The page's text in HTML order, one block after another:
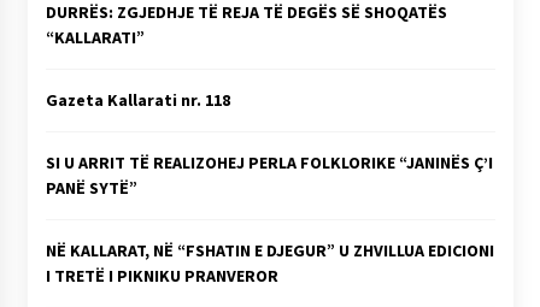
DURRËS: ZGJEDHJE TË REJA TË DEGËS SË SHOQATËS
“KALLARATI”
Gazeta Kallarati nr. 118
SI U ARRIT TË REALIZOHEJ PERLA FOLKLORIKE “JANINËS Ç’I
PANË SYTË”
NË KALLARAT, NË “FSHATIN E DJEGUR” U ZHVILLUA EDICIONI
I TRETË I PIKNIKU PRANVEROR